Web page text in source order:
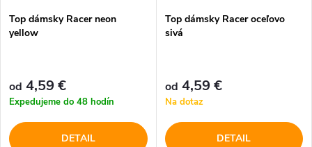
Top dámsky Racer neon
yellow
od 4,59 €
Expedujeme do 48 hodín
DETAIL
Top dámsky Racer oceľovo
sivá
od 4,59 €
Na dotaz
DETAIL